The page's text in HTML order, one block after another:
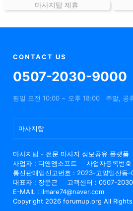
인
보
마사지탑 제휴
CONTACT US
0507-2030-9000
평일 오전 10:00 ~ 오후 18:00 주말, 공
마사지탑
마사지탑 - 전문 마사지 정보공유 플랫폼
사업자 : 디앤엠소프트
사업자등록번
통신판매업신고번호 : 2023-고양일산동-
대표자 : 장문근
고객센터 : 0507-
E-MAIL : ilmare74@naver.com
Copyright 2026 forumup.org All